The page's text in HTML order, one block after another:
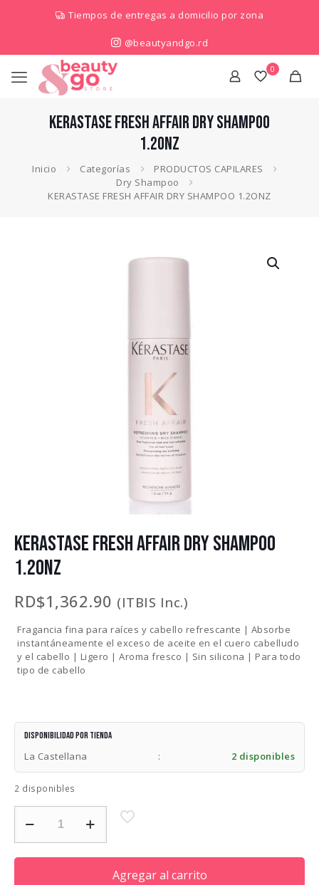
Tiempos de entregas a domicilio por zona
@beautyandgo.rd
0
KERASTASE FRESH AFFAIR DRY SHAMPOO
1.2ONZ
Inicio Categorías
PRODUCTOS CAPILARES
Dry Shampoo
KERASTASE FRESH AFFAIR DRY SHAMPOO 1.2ONZ
KERASTASE FRESH AFFAIR DRY SHAMPOO
1.2ONZ
RD$1,362.90 (ITBIS Inc.)
Fragancia fina para raíces y cabello refrescante | Absorbe
instantáneamente el exceso de aceite en el cuero cabelludo
y el cabello | Ligero | Aroma fresco | Sin silicona | Para todo
tipo de cabello
Disponibilidad por tienda
La Castellana : 2 disponibles
2 disponibles
FRESH
Agregar al carrito